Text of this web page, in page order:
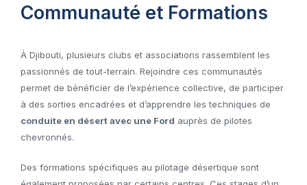
Communauté et Formations
À Djibouti, plusieurs clubs et associations rassemblent les
passionnés de tout-terrain. Rejoindre ces communautés
permet de bénéficier de l’expérience collective, de participer
à des sorties encadrées et d’apprendre les techniques de
conduite en désert avec une Ford auprès de pilotes
chevronnés.
Des formations spécifiques au pilotage désertique sont